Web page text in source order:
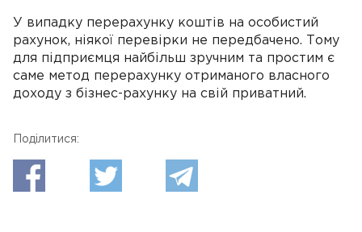
У випадку перерахунку коштів на особистий
рахунок, ніякої перевірки не передбачено. Тому
для підприємця найбільш зручним та простим є
саме метод перерахунку отриманого власного
доходу з бізнес-рахунку на свій приватний.
Поділитися: